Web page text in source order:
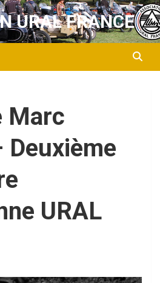
URAL FRANCE
Marc
Deuxième
URAL